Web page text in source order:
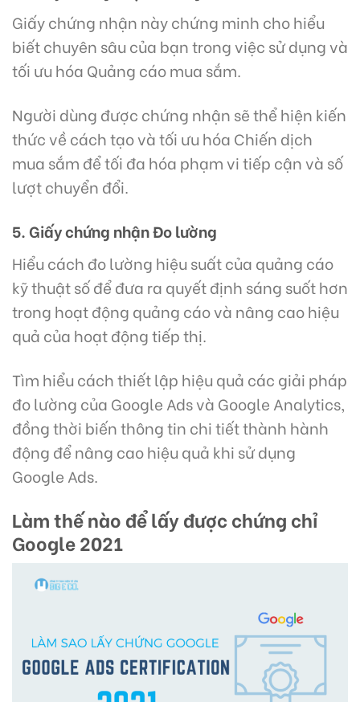
Giấy chứng nhận này chứng minh cho hiểu
biết chuyên sâu của bạn trong việc sử dụng và
tối ưu hóa Quảng cáo mua sắm.
Người dùng được chứng nhận sẽ thể hiện kiến
thức về cách tạo và tối ưu hóa Chiến dịch
mua sắm để tối đa hóa phạm vi tiếp cận và số
lượt chuyển đổi.
5. Giấy chứng nhận Đo lường
Hiểu cách đo lường hiệu suất của quảng cáo
kỹ thuật số để đưa ra quyết định sáng suốt hơn
trong hoạt động quảng cáo và nâng cao hiệu
quả của hoạt động tiếp thị.
Tìm hiểu cách thiết lập hiệu quả các giải pháp
đo lường của Google Ads và Google Analytics,
đồng thời biến thông tin chi tiết thành hành
động để nâng cao hiệu quả khi sử dụng
Google Ads.
Làm thế nào để lấy được chứng chỉ
Google 2021